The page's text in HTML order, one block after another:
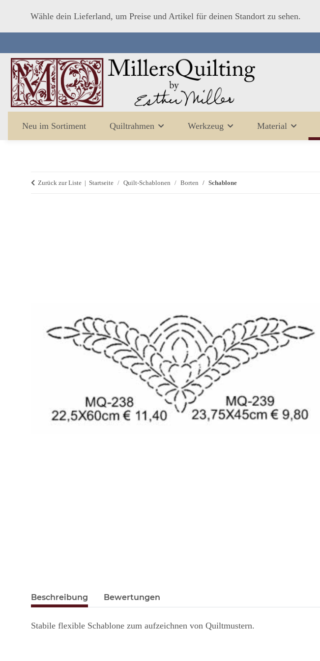
Wähle dein Lieferland, um Preise und Artikel für deinen Standort zu sehen.
Neu im Sortiment Quiltrahmen Werkzeug Material
Zurück zur Liste Startseite Quilt-Schablonen Borten Schablone
Beschreibung Bewertungen
Stabile flexible Schablone zum aufzeichnen von Quiltmustern.